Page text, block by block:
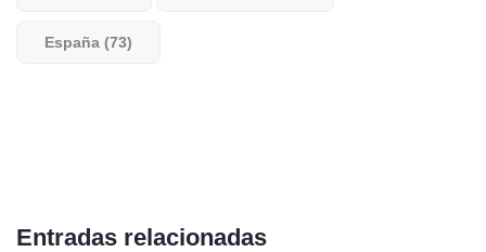
España (73)
Entradas relacionadas